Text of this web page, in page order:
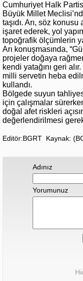
Cumhuriyet Halk
Büyük Millet
taşıdı. Arı, söz
işaret ederek, yol
topoğrafik ölçümlerin
Arı konuşmasında,
projeler doğaya
kendi yatağını geri
milli servetin heba
kullandı.
Bölgede suyun
için çalışmalar
doğal afet riskleri
değerlendirilmesi
Editör:BGRT Kaynak:
Adınız
Yorumunuz